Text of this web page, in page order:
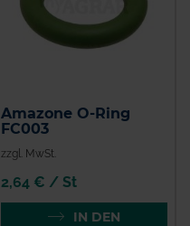
Amazone O-Ring
FC003
zzgl. MwSt.
2,64 € / St
IN DEN